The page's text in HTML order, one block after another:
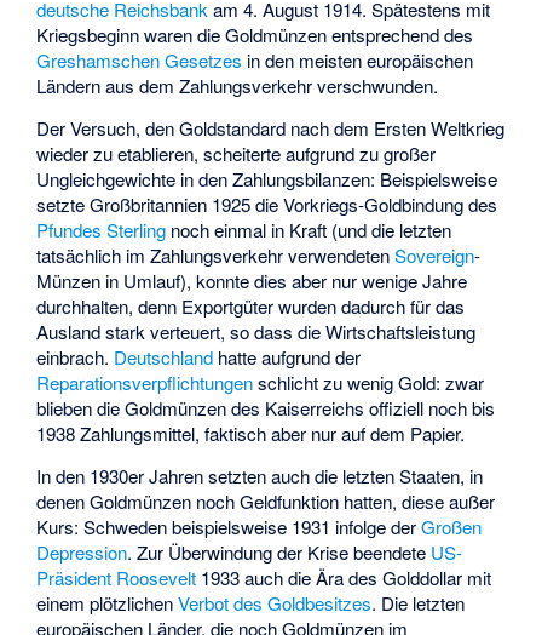
deutsche Reichsbankam 4. August 1914. Spätestens mit
Kriegsbeginn waren die Goldmünzen entsprechend des
Greshamschen Gesetzes in den meisten europäischen
Ländern aus dem Zahlungsverkehr verschwunden.
Der Versuch, den Goldstandard nach dem Ersten Weltkrieg
wieder zu etablieren, scheiterte aufgrund zu großer
Ungleichgewichte in den Zahlungsbilanzen: Beispielsweise
setzte Großbritannien 1925 die Vorkriegs-Goldbindung des
Pfundes Sterling noch einmal in Kraft (und die letzten
tatsächlich im Zahlungsverkehr verwendetenSovereign-
Münzen in Umlauf), konnte dies aber nur wenige Jahre
durchhalten, denn Exportgüter wurden dadurch für das
Ausland stark verteuert, so dass die Wirtschaftsleistung
einbrach. Deutschland hatte aufgrund der
Reparationsverpflichtungenschlicht zu wenig Gold: zwar
blieben die Goldmünzen des Kaiserreichs offiziell noch bis
1938 Zahlungsmittel, faktisch aber nur auf dem Papier.
In den 1930er Jahren setzten auch die letzten Staaten, in
denen Goldmünzen noch Geldfunktion hatten, diese außer
Kurs: Schweden beispielsweise 1931 infolge derGroßen
Depression. Zur Überwindung der Krise beendete US-
Präsident Roosevelt 1933 auch die Ära des Golddollar mit
einem plötzlichenVerbot des Goldbesitzes. Die letzten
europäischen Länder, die noch Goldmünzen im